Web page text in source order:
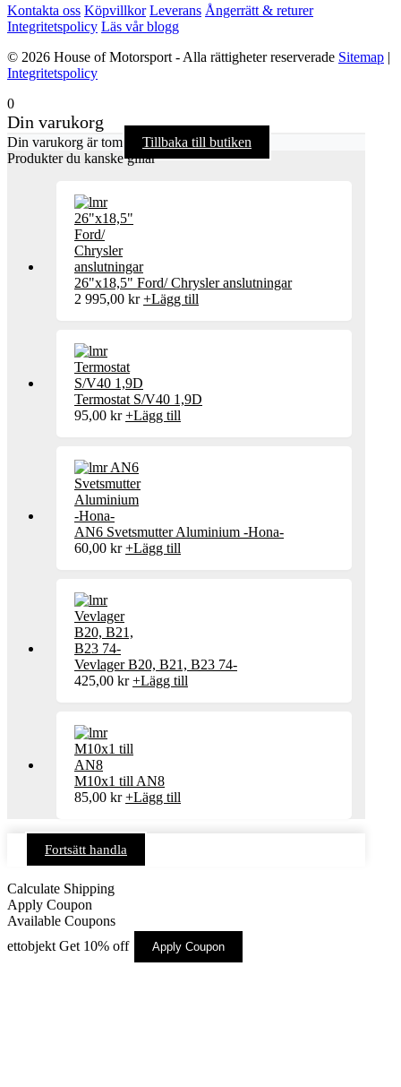
Kontakta oss Köpvillkor Leverans Ångerrätt & returer
Integritetspolicy Läs vår blogg
© 2026 House of Motorsport - Alla rättigheter reserverade Sitemap |
Integritetspolicy
0
Din varukorg
Din varukorg är tom
Tillbaka till butiken
Produkter du kanske gillar
26"x18,5" Ford/ Chrysler anslutningar
2 995,00 kr +Lägg till
Termostat S/V40 1,9D
95,00 kr +Lägg till
AN6 Svetsmutter Aluminium -Hona-
60,00 kr +Lägg till
Vevlager B20, B21, B23 74-
425,00 kr +Lägg till
M10x1 till AN8
85,00 kr +Lägg till
Fortsätt handla
Calculate Shipping
Apply Coupon
Available Coupons
ettobjekt Get 10% off Apply Coupon